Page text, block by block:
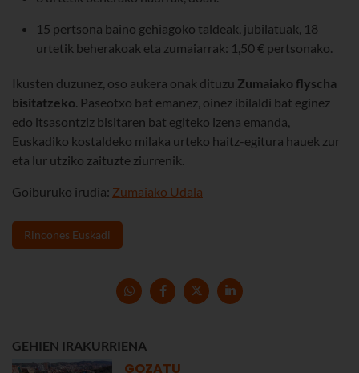
15 pertsona baino gehiagoko taldeak, jubilatuak, 18
urtetik beherakoak eta zumaiarrak: 1,50 € pertsonako.
Ikusten duzunez, oso aukera onak dituzu Zumaiako flyscha
bisitatzeko . Paseotxo bat emanez, oinez ibilaldi bat eginez
edo itsasontziz bisitaren bat egiteko izena emanda,
Euskadiko kostaldeko milaka urteko haitz-egitura hauek zur
eta lur utziko zaituzte ziurrenik.
Goiburuko irudia: Zumaiako Udala
Rincones Euskadi
GEHIEN IRAKURRIENA
GOZATU